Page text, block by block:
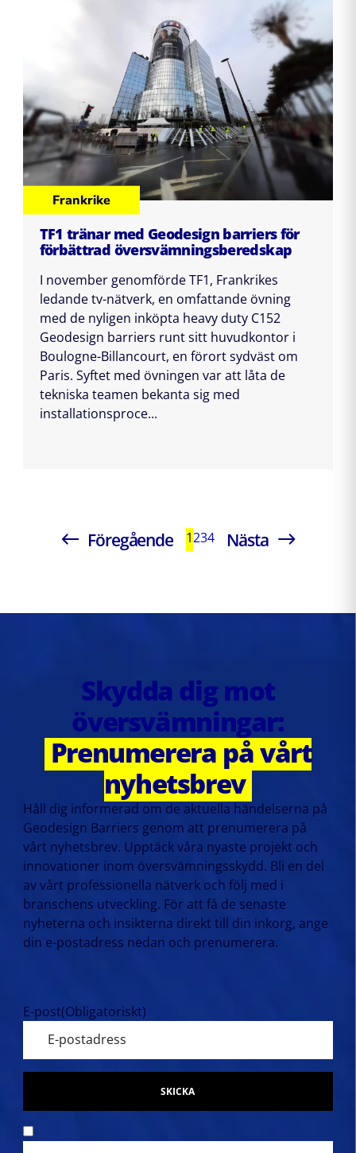
Frankrike
TF1 tränar med Geodesign barriers för
förbättrad översvämningsberedskap
I november genomförde TF1, Frankrikes
ledande tv-nätverk, en omfattande övning
med de nyligen inköpta heavy duty C152
Geodesign barriers runt sitt huvudkontor i
Boulogne-Billancourt, en förort sydväst om
Paris. Syftet med övningen var att låta de
tekniska teamen bekanta sig med
installationsproce...
Föregående 1234 Nästa
Skydda dig mot
översvämningar:
Prenumerera på vårt
nyhetsbrev
Håll dig informerad om de aktuella händelserna på
Geodesign Barriers genom att prenumerera på
vårt nyhetsbrev. Upptäck våra nyaste projekt och
innovationer inom översvämningsskydd. Bli en del
av vårt professionella nätverk och följ med i
branschens utveckling. För att få de senaste
nyheterna och insikterna direkt till din inkorg, ange
din e-postadress nedan och prenumerera.
E-post(Obligatoriskt)
SKICKA